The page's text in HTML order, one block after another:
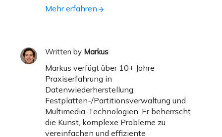
Mehr erfahren
Written by Markus
Markus verfügt über 10+ Jahre
Praxiserfahrung in
Datenwiederherstellung,
Festplatten-/Partitionsverwaltung und
Multimedia-Technologien. Er beherrscht
die Kunst, komplexe Probleme zu
vereinfachen und effiziente